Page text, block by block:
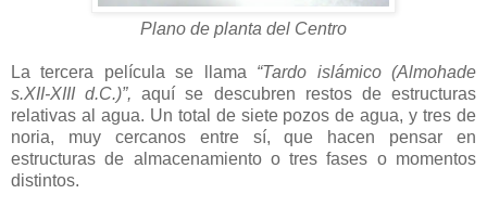
Plano de planta del Centro
La tercera película se llama “Tardo islámico (Almohade
s.XII-XIII d.C.)”, aquí se descubren restos de estructuras
relativas al agua. Un total de siete pozos de agua, y tres de
noria, muy cercanos entre sí, que hacen pensar en
estructuras de almacenamiento o tres fases o momentos
distintos.